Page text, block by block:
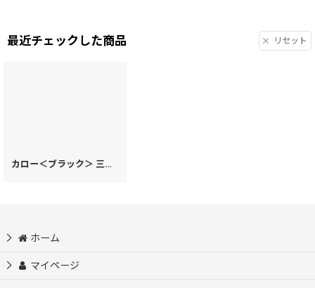
最近チェックした商品 リセット
カロー＜ブラック＞ 三つ折りミニ財布 (絢爛柄)［t］
ホーム
マイページ